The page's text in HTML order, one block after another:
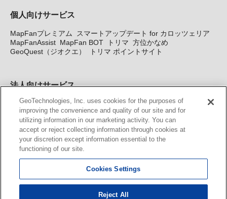
個人向けサービス
MapFanプレミアム
スマートアップデート for カロッツェリア
MapFanAssist MapFan BOT トリマ 方位かなめ
GeoQuest（ジオクエ）
トリマ ポイントサイト
法人向けサービス
法人向け地図・位置情報サービス WEBサイト・システム向け地
図API Windows PC向け地図開発キット MapFan DB 住所確認
サービス
MAP WORLD+ トリマ広告 Geo-Research
カーナビ地図更新サービス
MapFan スマートメンバーズ
KENWOOD MapFan Club
GeoTechnologies, Inc. uses cookies for the purposes of
improving the convenience and quality of our site and for
utilizing information in our marketing activity. You can
accept or reject collecting information through cookies at
your discretion except information essential to the
functioning of our site.
Cookies Settings
Reject All